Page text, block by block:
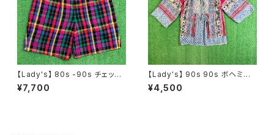
【Lady's】 80s -90s チェック
ショートパンツ / 80年代 90年
代 古着 レディース ハーパン ハ
¥7,700
【Lady's】 90s 90s ボヘミア
ン パッチワーク柄 レース プルオ
ーバー トップス / 90年代 半袖
¥4,500